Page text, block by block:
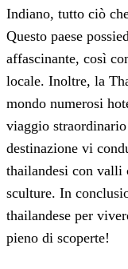
Indiano, tutto ciò
Questo paese
affascinante, così
locale. Inoltre, la
mondo numerosi
viaggio
destinazione vi
thailandesi con valli
sculture. In
thailandese per
pieno di scoperte!